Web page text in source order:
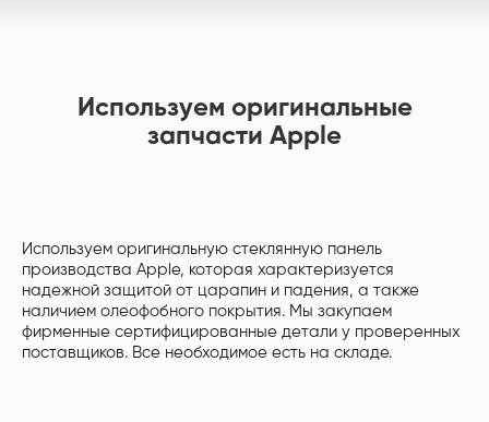
Используем оригинальные
запчасти Apple
Используем оригинальную стеклянную панель
производства Apple, которая характеризуется
надежной защитой от царапин и падения, а также
наличием олеофобного покрытия. Мы закупаем
фирменные сертифицированные детали у проверенных
поставщиков. Все необходимое есть на складе.